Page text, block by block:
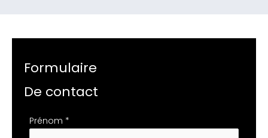
Formulaire
De contact
Formulaire
Prénom *